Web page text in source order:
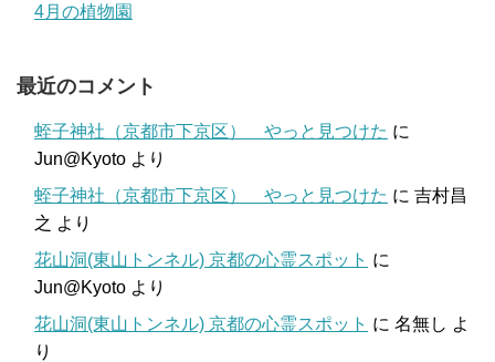
4月の植物園
最近のコメント
蛭子神社（京都市下京区） やっと見つけた に
Jun@Kyoto より
蛭子神社（京都市下京区） やっと見つけた に 吉村昌
之 より
花山洞(東山トンネル) 京都の心霊スポット に
Jun@Kyoto より
花山洞(東山トンネル) 京都の心霊スポット に 名無し よ
り